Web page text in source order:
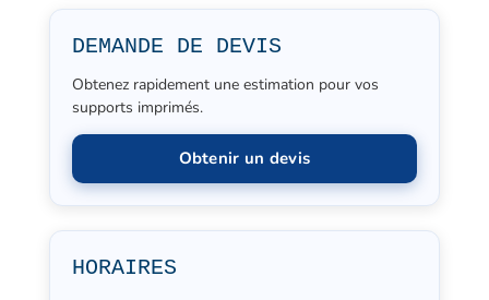
DEMANDE DE DEVIS
Obtenez rapidement une estimation pour vos
supports imprimés.
Obtenir un devis
HORAIRES